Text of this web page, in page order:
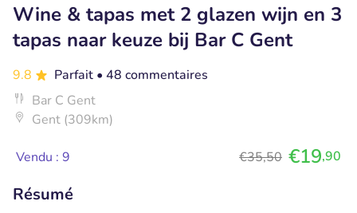
Wine & tapas met 2 glazen wijn en 3
tapas naar keuze bij Bar C Gent
9.8 Parfait • 48 commentaires
Bar C Gent
Gent (309km)
Vendu : 9 €35,50 €19,90
Résumé